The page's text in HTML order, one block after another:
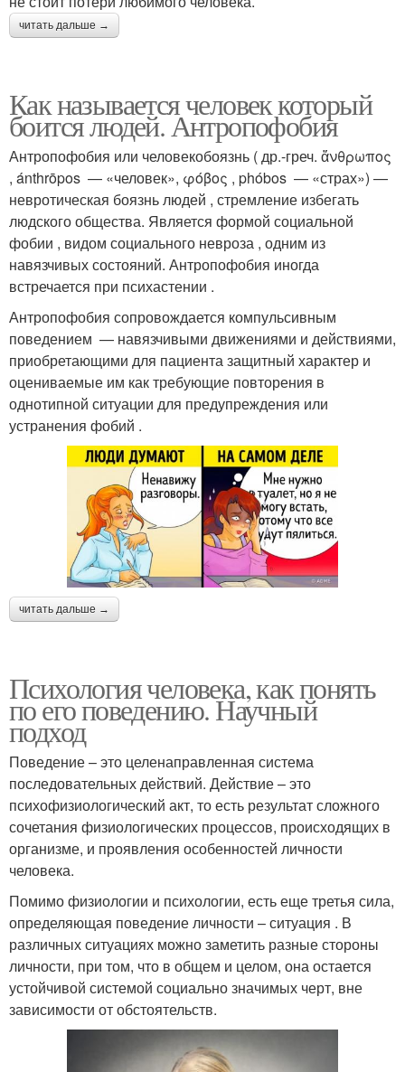
читать дальше →
Как называется человек который
боится людей. Антропофобия
Антропофобия или человекобоязнь ( др.-греч. ἄνθρωπος
, ánthrōpos — «человек», φόβος , phóbos — «страх») —
невротическая боязнь людей , стремление избегать
людского общества. Является формой социальной
фобии , видом социального невроза , одним из
навязчивых состояний. Антропофобия иногда
встречается при психастении .
Антропофобия сопровождается компульсивным
поведением — навязчивыми движениями и действиями,
приобретающими для пациента защитный характер и
оцениваемые им как требующие повторения в
однотипной ситуации для предупреждения или
устранения фобий .
читать дальше →
Психология человека, как понять
по его поведению. Научный
подход
Поведение – это целенаправленная система
последовательных действий. Действие – это
психофизиологический акт, то есть результат сложного
сочетания физиологических процессов, происходящих в
организме, и проявления особенностей личности
человека.
Помимо физиологии и психологии, есть еще третья сила,
определяющая поведение личности – ситуация . В
различных ситуациях можно заметить разные стороны
личности, при том, что в общем и целом, она остается
устойчивой системой социально значимых черт, вне
зависимости от обстоятельств.